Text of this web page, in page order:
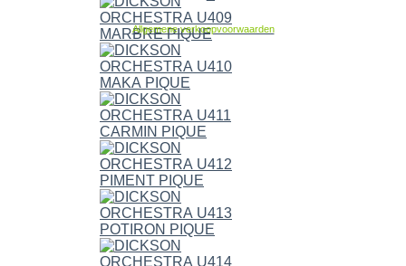
Allgemene verkoopvoorwaarden